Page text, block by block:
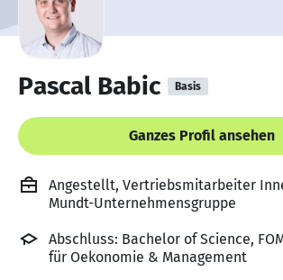
Pascal Babic Basis
Ganzes Profil ansehen
Angestellt, Vertriebsmitarbeiter
Mundt-Unternehmensgruppe
Abschluss: Bachelor of Science,
für Oekonomie & Management